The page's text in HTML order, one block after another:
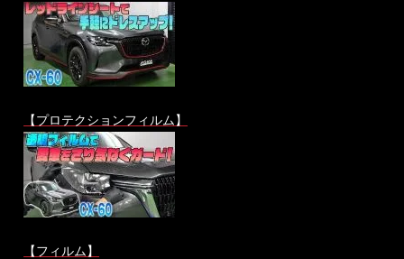
【プロテクションフィルム】
【フィルム】